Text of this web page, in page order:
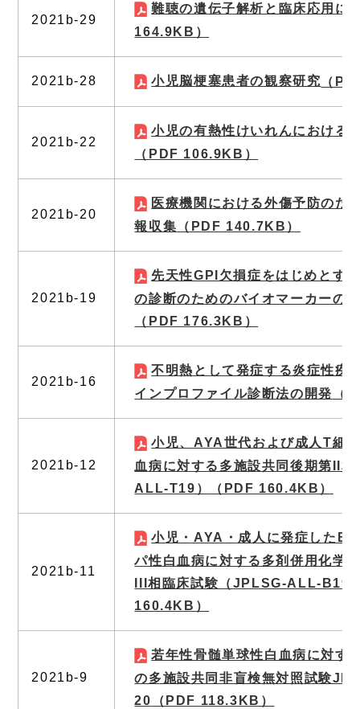
2021b-29
難聴の遺伝子解析と臨床応用に
164.9KB）
2021b-28 小児脳梗塞患者の観察研究 （
2021b-22
小児の有熱性けいれんにおける
（PDF 106.9KB）
2021b-20
医療機関における外傷予防のた
報収集 （PDF 140.7KB）
2021b-19
先天性GPI欠損症をはじめとす
の診断のためのバイオマーカーの
（PDF 176.3KB）
2021b-16
不明熱として発症する炎症性疾
インプロファイル診断法の開発
（
2021b-12
小児、AYA世代および成人T細
血病に対する多施設共同後期第II
ALL-T19）
（PDF 160.4KB）
2021b-11
小児・AYA・成人に発症したB
パ性白血病に対する多剤併用化学
III相臨床試験（JPLSG-ALL-B19
160.4KB）
2021b-9
若年性骨髄単球性白血病に対す
の多施設共同非盲検無対照試験
20 （PDF 118.3KB）